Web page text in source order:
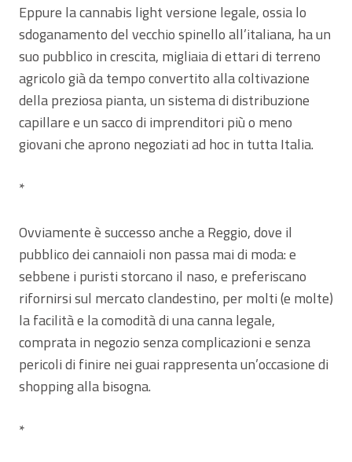
Eppure la cannabis light versione legale, ossia lo
sdoganamento del vecchio spinello all’italiana, ha un
suo pubblico in crescita, migliaia di ettari di terreno
agricolo già da tempo convertito alla coltivazione
della preziosa pianta, un sistema di distribuzione
capillare e un sacco di imprenditori più o meno
giovani che aprono negoziati ad hoc in tutta Italia.
*
Ovviamente è successo anche a Reggio, dove il
pubblico dei cannaioli non passa mai di moda: e
sebbene i puristi storcano il naso, e preferiscano
rifornirsi sul mercato clandestino, per molti (e molte)
la facilità e la comodità di una canna legale,
comprata in negozio senza complicazioni e senza
pericoli di finire nei guai rappresenta un’occasione di
shopping alla bisogna.
*